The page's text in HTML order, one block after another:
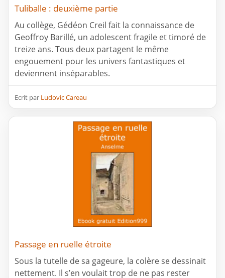
Tuliballe : deuxième partie
Au collège, Gédéon Creil fait la connaissance de
Geoffroy Barillé, un adolescent fragile et timoré de
treize ans. Tous deux partagent le même
engouement pour les univers fantastiques et
deviennent inséparables.
Ecrit par Ludovic Careau
Passage en ruelle étroite
Sous la tutelle de sa gageure, la colère se dessinait
nettement. Il s’en voulait trop de ne pas rester